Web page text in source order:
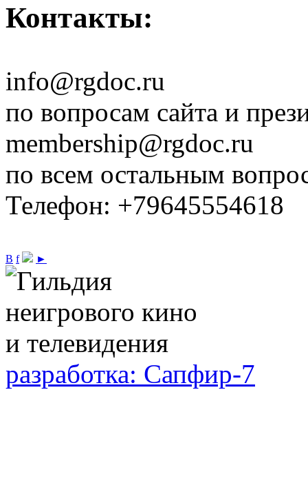
Контакты:
info@rgdoc.ru
по вопросам сайта и
membership@rgdoc.ru
по всем остальным
Телефон: +79645554618
В f ►
разработка: Сапфир-7